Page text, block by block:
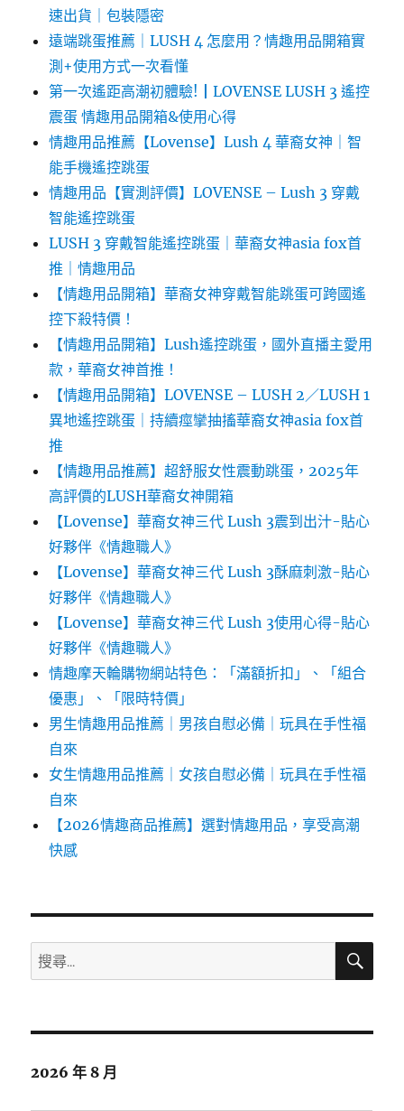
速出貨｜包裝隱密
遠端跳蛋推薦｜LUSH 4 怎麼用？情趣用品開箱實
測+使用方式一次看懂
第一次遙距高潮初體驗!┃LOVENSE LUSH 3 遙控
震蛋 情趣用品開箱&使用心得
情趣用品推薦【Lovense】Lush 4 華裔女神｜智
能手機遙控跳蛋
情趣用品【實測評價】LOVENSE – Lush 3 穿戴
智能遙控跳蛋
LUSH 3 穿戴智能遙控跳蛋｜華裔女神asia fox首
推｜情趣用品
【情趣用品開箱】華裔女神穿戴智能跳蛋可跨國遙
控下殺特價！
【情趣用品開箱】Lush遙控跳蛋，國外直播主愛用
款，華裔女神首推！
【情趣用品開箱】LOVENSE – LUSH 2／LUSH 1
異地遙控跳蛋｜持續痙攣抽搐華裔女神asia fox首
推
【情趣用品推薦】超舒服女性震動跳蛋，2025年
高評價的LUSH華裔女神開箱
【Lovense】華裔女神三代 Lush 3震到出汁-貼心
好夥伴《情趣職人》
【Lovense】華裔女神三代 Lush 3酥麻刺激-貼心
好夥伴《情趣職人》
【Lovense】華裔女神三代 Lush 3使用心得-貼心
好夥伴《情趣職人》
情趣摩天輪購物網站特色：「滿額折扣」、「組合
優惠」、「限時特價」
男生情趣用品推薦｜男孩自慰必備｜玩具在手性福
自來
女生情趣用品推薦｜女孩自慰必備｜玩具在手性福
自來
【2026情趣商品推薦】選對情趣用品，享受高潮
快感
搜
尋
鍵
搜
2026 年 8 月